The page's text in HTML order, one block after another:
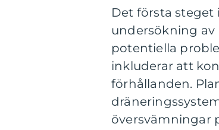
Det första steget
undersökning av
potentiella
inkluderar att
förhållanden.
översvämningar